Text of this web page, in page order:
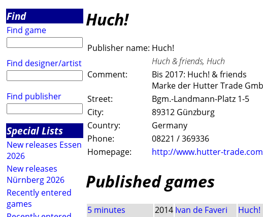
Find
Find game
Find designer/artist
Find publisher
Special Lists
New releases Essen
2026
New releases
Nürnberg 2026
Recently entered
games
Huch!
Publisher name: Huch!
Huch & friends, Huch
Comment:
Bis 2017: Huch! & friends
Marke der Hutter Trade
Street:
Bgm.-Landmann-Platz 1-5
City:
89312 Günzburg
Country:
Germany
Phone:
08221 / 369336
Homepage:
http://www.hutter-
Published games
5 minutes 2014 Ivan de Faveri Huch!